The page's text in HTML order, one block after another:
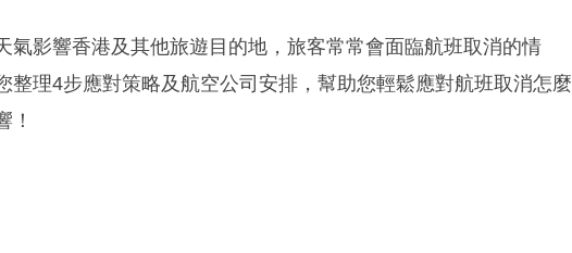
氣影響香港及其他旅遊目的地，旅客常常會面臨航班取消的情
整理4步應對策略及航空公司安排，幫助您輕鬆應對航班取消怎麼
！